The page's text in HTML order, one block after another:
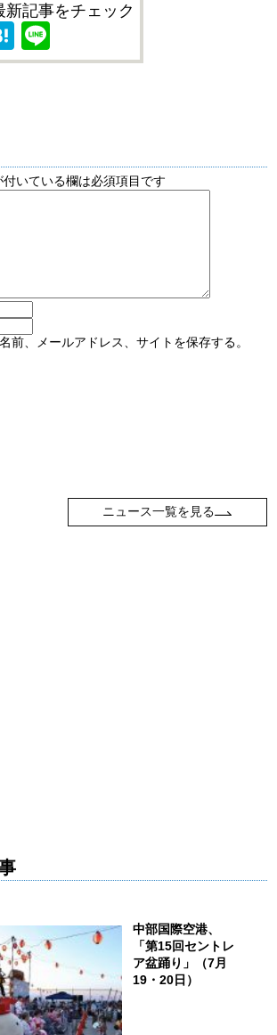
記事をチェック
Hatena
付いている欄は必須項目です
前、メールアドレス、サイトを保存する。
ニュース一覧を見る
中部国際空港、
「第15回セントレ
ア盆踊り」（7月
19・20日）